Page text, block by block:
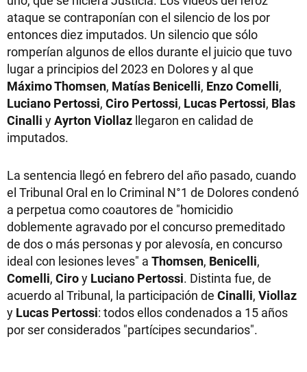
ataque se contraponían con el silencio de los por
entonces diez imputados. Un silencio que sólo
romperían algunos de ellos durante el juicio que tuvo
lugar a principios del 2023 en Dolores y al que
Máximo Thomsen, Matías Benicelli, Enzo Comelli,
Luciano Pertossi, Ciro Pertossi, Lucas Pertossi, Blas
Cinalli yAyrton Viollaz llegaron en calidad de
imputados.
La sentencia llegó en febrero del año pasado, cuando
el Tribunal Oral en lo Criminal N°1 de Dolores condenó
a perpetua como coautores de "homicidio
doblemente agravado por el concurso premeditado
de dos o más personas y por alevosía, en concurso
ideal con lesiones leves" a Thomsen, Benicelli,
Comelli, Ciroy Luciano Pertossi. Distinta fue, de
acuerdo al Tribunal, la participación de Cinalli, Viollaz
y Lucas Pertossi: todos ellos condenados a 15 años
por ser considerados "partícipes secundarios".